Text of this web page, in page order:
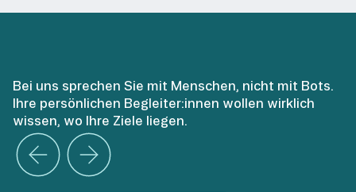
Bei uns sprechen Sie mit Menschen, nicht mit Bots.
Ihre persönlichen Begleiter:innen wollen wirklich
wissen, wo Ihre Ziele liegen.